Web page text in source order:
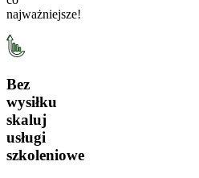
najważniejsze!
Bez
wysiłku
skaluj
usługi
szkoleniowe